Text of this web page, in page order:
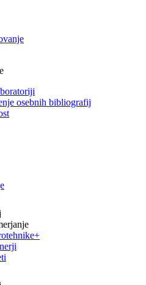
osebnih bibliografij